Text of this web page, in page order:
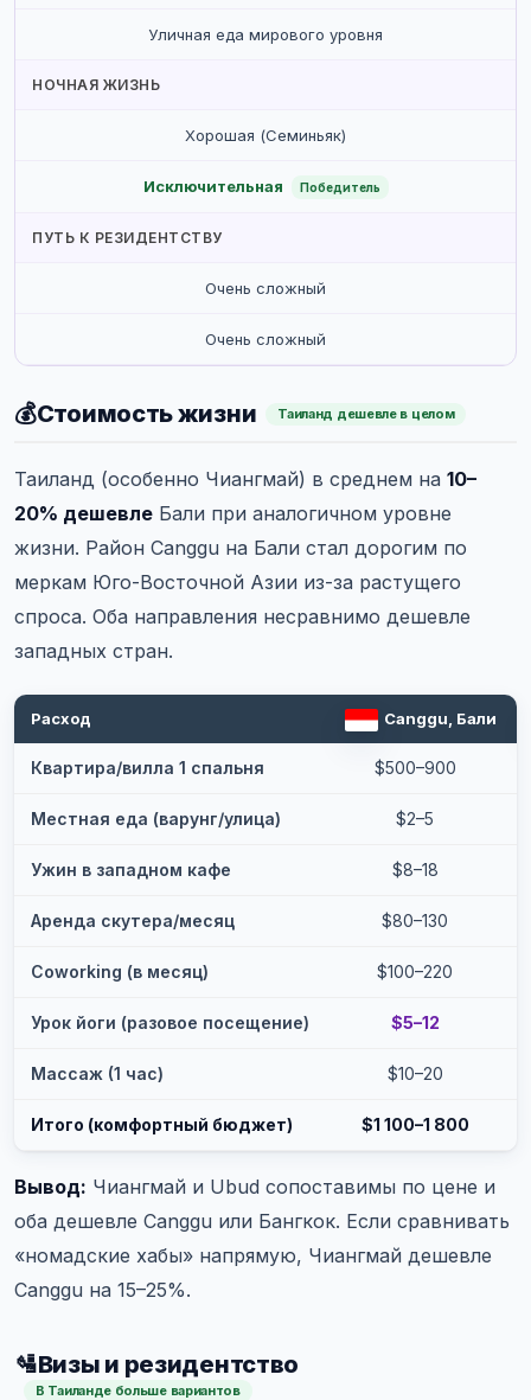
Уличная еда мирового уровня
НОЧНАЯ ЖИЗНЬ
Хорошая (Семиньяк)
Исключительная Победитель
ПУТЬ К РЕЗИДЕНТСТВУ
Очень сложный
Очень сложный
💰Стоимость жизни Таиланд дешевле в целом
Таиланд (особенно Чиангмай) в среднем на 10–
20% дешевле Бали при аналогичном уровне
жизни. Район Canggu на Бали стал дорогим по
меркам Юго-Восточной Азии из-за растущего
спроса. Оба направления несравнимо дешевле
западных стран.
Расход Canggu, Бали
Квартира/вилла 1 спальня $500–900
Местная еда (варунг/улица) $2–5
Ужин в западном кафе $8–18
Аренда скутера/месяц $80–130
Coworking (в месяц) $100–220
Урок йоги (разовое посещение) $5–12
Массаж (1 час) $10–20
Итого (комфортный бюджет) $1 100–1 800
Вывод: Чиангмай и Ubud сопоставимы по цене и
оба дешевле Canggu или Бангкок. Если сравнивать
«номадские хабы» напрямую, Чиангмай дешевле
Canggu на 15–25%.
🛂Визы и резидентство
В Таиланде больше вариантов